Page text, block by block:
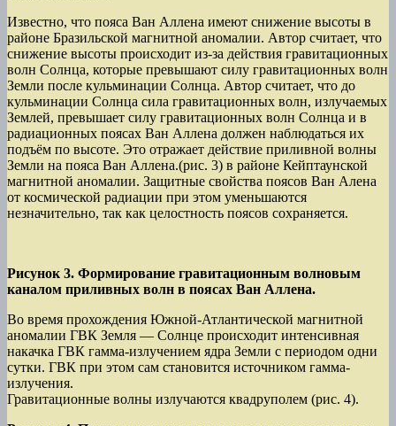
Известно, что пояса Ван Аллена имеют снижение высоты в
районе Бразильской магнитной аномалии. Автор считает, что
снижение высоты происходит из-за действия гравитационных
волн Солнца, которые превышают силу гравитационных волн
Земли после кульминации Солнца. Автор считает, что до
кульминации Солнца сила гравитационных волн, излучаемых
Землей, превышает силу гравитационных волн Солнца и в
радиационных поясах Ван Аллена должен наблюдаться их
подъём по высоте. Это отражает действие приливной волны
Земли на пояса Ван Аллена.(рис. 3) в районе Кейптаунской
магнитной аномалии. Защитные свойства поясов Ван Алена
от космической радиации при этом уменьшаются
незначительно, так как целостность поясов сохраняется.
Рисунок 3. Формирование гравитационным волновым
каналом приливных волн в поясах Ван Аллена.
Во время прохождения Южной-Атлантической магнитной
аномалии ГВК Земля — Солнце происходит интенсивная
накачка ГВК гамма-излучением ядра Земли с периодом одни
сутки. ГВК при этом сам становится источником гамма-
излучения.
Гравитационные волны излучаются квадруполем (рис. 4).